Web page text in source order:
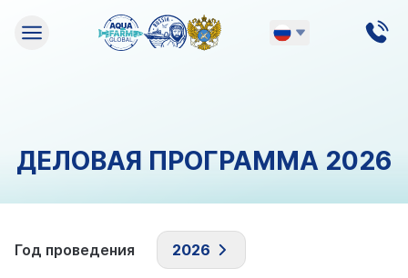
ДЕЛОВАЯ ПРОГРАММА 2026
Год проведения 2026